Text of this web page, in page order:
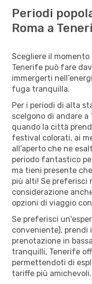
Periodi
Roma a
Scegliere il momento
Tenerife può fare
immergerti
fuga tranquilla.
Per i periodi di alta
scelgono di andare a
quando la città
festival colorati, ai
all’aperto che ne
periodo fantastico
ma tieni presente
più alti! Se preferisci
considerazione
opzioni di viaggio
Se preferisci
conveniente), prendi
prenotazione in
tranquilli, Tenerife
permettendoti di
tariffe più amichevoli.